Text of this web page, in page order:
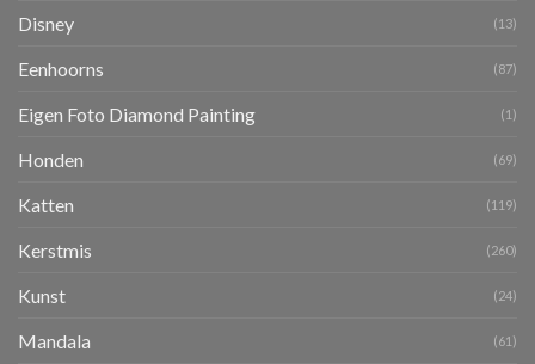
Disney (13)
Eenhoorns (87)
Eigen Foto Diamond Painting (1)
Honden (69)
Katten (119)
Kerstmis (260)
Kunst (24)
Mandala (61)